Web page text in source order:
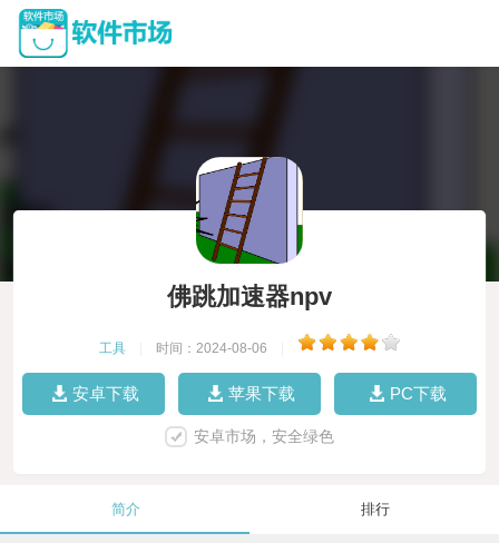
佛跳加速器npv
工具 时间：2024-08-06
安卓下载 苹果下载 PC下载
安卓市场，安全绿色
简介 排行